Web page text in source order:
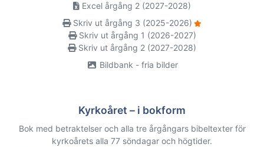
Excel årgång 2 (2027-2028)
Skriv ut årgång 3 (2025-2026)
Skriv ut årgång 1 (2026-2027)
Skriv ut årgång 2 (2027-2028)
Bildbank - fria bilder
Kyrkoåret – i bokform
Bok med betraktelser och alla tre årgångars bibeltexter för
kyrkoårets alla 77 söndagar och högtider.